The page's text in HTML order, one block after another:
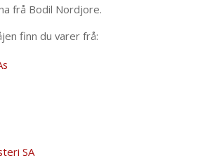
frå Bodil Nordjore.
finn du varer frå:
SA